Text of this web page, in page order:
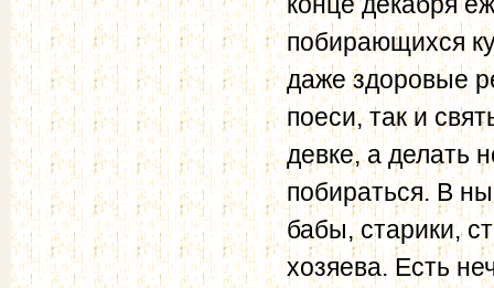
побирающихся
даже здоровые
поеси, так и
девке, а делать
побираться. В
бабы, старики,
хозяева. Есть